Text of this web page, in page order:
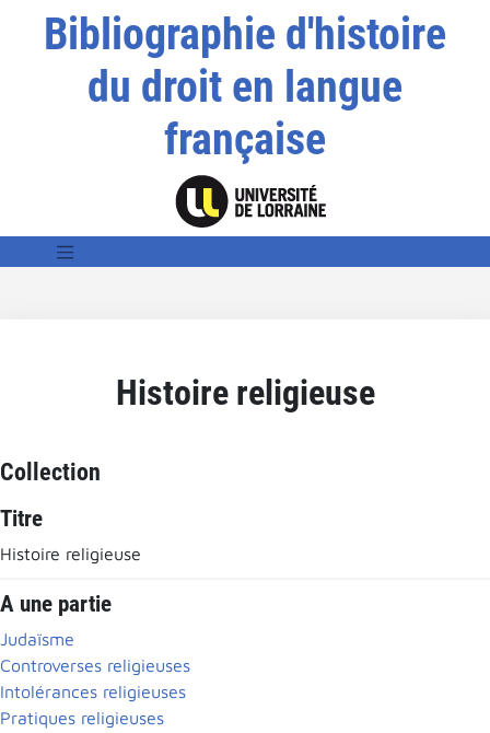
Bibliographie d'histoire
du droit en langue
française
Histoire religieuse
Collection
Titre
Histoire religieuse
A une partie
Judaïsme
Controverses religieuses
Intolérances religieuses
Pratiques religieuses